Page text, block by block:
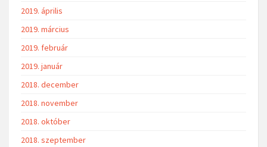
2019. április
2019. március
2019. február
2019. január
2018. december
2018. november
2018. október
2018. szeptember